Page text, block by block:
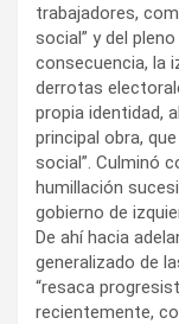
trabajadores,
social” y del
consecuencia, la
derrotas
propia identidad,
principal obra,
social”. Culminó
humillación
gobierno de
De ahí hacia
generalizado de
“resaca
recientemente,